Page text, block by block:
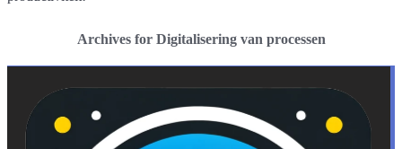
Archives for Digitalisering van processen